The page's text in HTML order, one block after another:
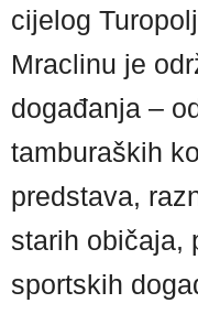
cijelog
Mraclinu je
događanja –
tamburaških
predstava,
starih običaja,
sportskih